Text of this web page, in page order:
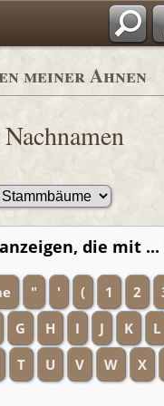
meiner Ahnen
die mit
" ' ( 1 2
G H I J K L
T U V W X